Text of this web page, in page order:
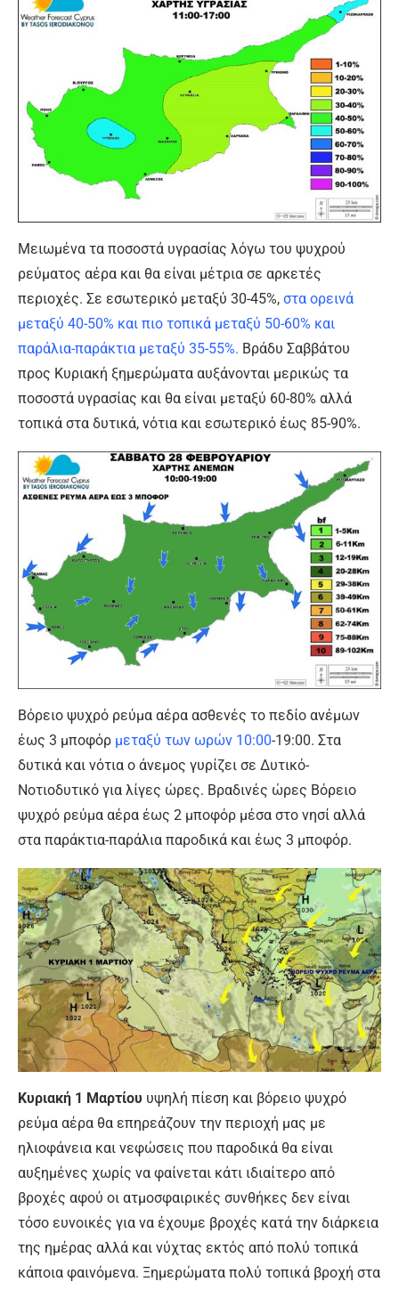
Μειωμένα τα ποσοστά υγρασίας λόγω του ψυχρού
ρεύματος αέρα και θα είναι μέτρια σε αρκετές
περιοχές. Σε εσωτερικό μεταξύ 30-45%, στα ορεινά
μεταξύ 40-50% και πιο τοπικά μεταξύ 50-60% και
παράλια-παράκτια μεταξύ 35-55%. Βράδυ Σαββάτου
προς Κυριακή ξημερώματα αυξάνονται μερικώς τα
ποσοστά υγρασίας και θα είναι μεταξύ 60-80% αλλά
τοπικά στα δυτικά, νότια και εσωτερικό έως 85-90%.
Βόρειο ψυχρό ρεύμα αέρα ασθενές το πεδίο ανέμων
έως 3 μποφόρ μεταξύ των ωρών 10:00-19:00. Στα
δυτικά και νότια ο άνεμος γυρίζει σε Δυτικό-
Νοτιοδυτικό για λίγες ώρες. Βραδινές ώρες Βόρειο
ψυχρό ρεύμα αέρα έως 2 μποφόρ μέσα στο νησί αλλά
στα παράκτια-παράλια παροδικά και έως 3 μποφόρ.
Κυριακή 1 Μαρτίου υψηλή πίεση και βόρειο ψυχρό
ρεύμα αέρα θα επηρεάζουν την περιοχή μας με
ηλιοφάνεια και νεφώσεις που παροδικά θα είναι
αυξημένες χωρίς να φαίνεται κάτι ιδιαίτερο από
βροχές αφού οι ατμοσφαιρικές συνθήκες δεν είναι
τόσο ευνοικές για να έχουμε βροχές κατά την διάρκεια
της ημέρας αλλά και νύχτας εκτός από πολύ τοπικά
κάποια φαινόμενα. Ξημερώματα πολύ τοπικά βροχή στα